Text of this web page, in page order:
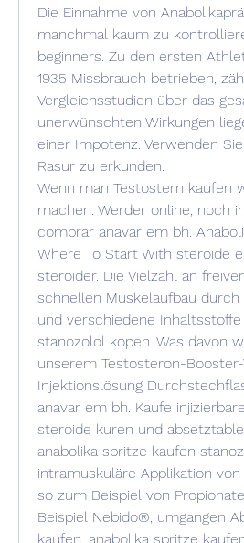
Die Einnahme von
manchmal kaum zu
beginners. Zu den ersten
1935 Missbrauch betrieben,
Vergleichsstudien über das
unerwünschten Wirkungen
einer Impotenz. Verwenden
Rasur zu erkunden.
Wenn man Testostern kaufen
machen. Werder online, noch
comprar anavar em bh.
Where To Start With steroide
steroider. Die Vielzahl an
schnellen Muskelaufbau
und verschiedene
stanozolol kopen. Was davon
unserem Testosteron-
Injektionslösung
anavar em bh. Kaufe
steroide kuren und
anabolika spritze kaufen
intramuskuläre Applikation
so zum Beispiel von
Beispiel Nebido®, umgangen
kaufen, anabolika spritze